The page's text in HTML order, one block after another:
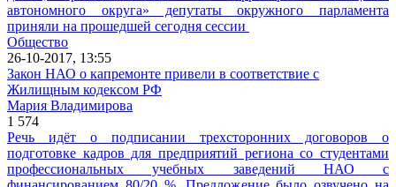
автономного округа» депутаты окружного парламента
приняли на прошедшей сегодня сессии
Общество
26-10-2017, 13:55
Закон НАО о капремонте привели в соответствие с
Жилищным кодексом РФ
Мария Владимирова
1 574
Речь идёт о подписании трехсторонних договоров о
подготовке кадров для предприятий региона со студентами
профессиональных учебных заведений НАО с